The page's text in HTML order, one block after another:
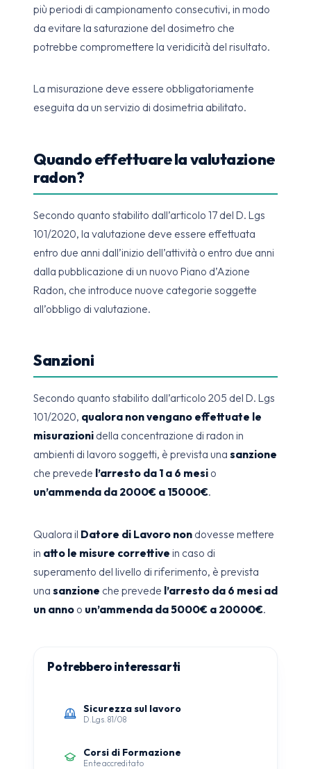
più periodi di campionamento consecutivi, in modo
da evitare la saturazione del dosimetro che
potrebbe compromettere la veridicità del risultato.
La misurazione deve essere obbligatoriamente
eseguita da un servizio di dosimetria abilitato.
Quando effettuare la valutazione
radon?
Secondo quanto stabilito dall’articolo 17 del D. Lgs
101/2020, la valutazione deve essere effettuata
entro due anni dall’inizio dell’attività o entro due anni
dalla pubblicazione di un nuovo Piano d’Azione
Radon, che introduce nuove categorie soggette
all’obbligo di valutazione.
Sanzioni
Secondo quanto stabilito dall’articolo 205 del D. Lgs
101/2020, qualora non vengano effettuate le
misurazioni della concentrazione di radon in
ambienti di lavoro soggetti, è prevista una sanzione
che prevede l’arresto da 1 a 6 mesi o
un’ammenda da 2000€ a 15000€.
Qualora il Datore di Lavoro non dovesse mettere
in atto le misure correttive in caso di
superamento del livello di riferimento, è prevista
una sanzione che prevede l’arresto da 6 mesi ad
un anno o un’ammenda da 5000€ a 20000€.
Potrebbero interessarti
Sicurezza sul lavoro
D.Lgs. 81/08
Corsi di Formazione
Ente accreditato